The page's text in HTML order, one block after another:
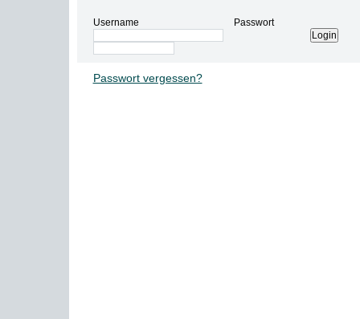
Username Passwort
Passwort vergessen?